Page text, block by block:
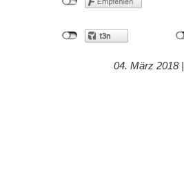
04. März 2018 |